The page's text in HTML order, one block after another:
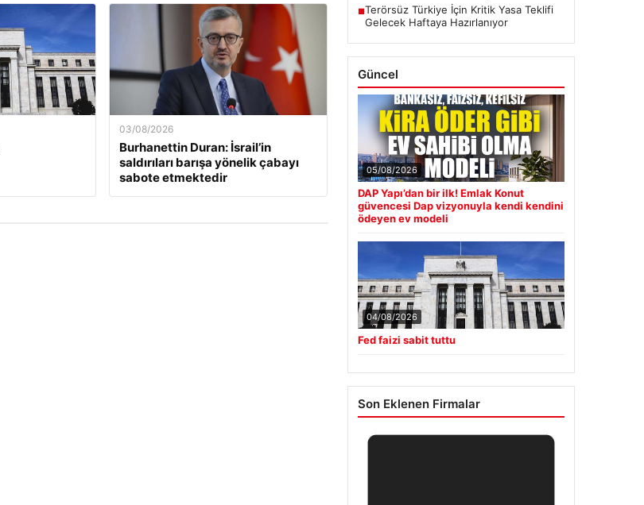
03/08/2026
Burhanettin Duran: İsrail’in
saldırıları barışa yönelik çabayı
sabote etmektedir
■Terörsüz Türkiye İçin Kritik Yasa Teklifi
Gelecek Haftaya Hazırlanıyor
Güncel
05/08/2026
DAP Yapı’dan bir ilk! Emlak Konut
güvencesi Dap vizyonuyla kendi kendini
ödeyen ev modeli
04/08/2026
Fed faizi sabit tuttu
Son Eklenen Firmalar